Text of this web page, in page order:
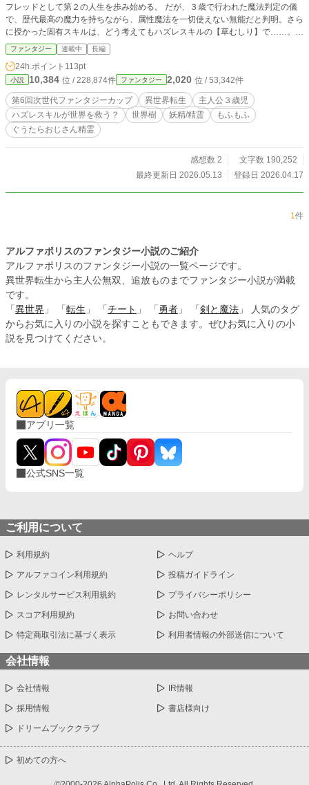
フレッドとして第２の人生を歩み始める。 だが、３歳で行われた魔法判定の儀
で、歴代最高の魔力を持ちながら、属性魔法を一切使えない無能だと判明。さら
に授かった固有スキルは、どう考えてもハズレスキルの【草むしり】で……。
そのため、実力至上主義の侯爵家では、アルフレッドが人々の目に留まることを
恐れ、事故に見せかけて処分することを決定。『呪われた魔の森』と呼ばれる、
誰も近寄ることのない森へ捨てられてしまう。 この状況に、死を覚悟するアル
フレッド。しかしここで彼の前に現れたのは、敵意のない妖精たちで。なぜか彼
らに気に入られたアルフレッドは、導かれるままにある場所へ向かうことに。そ
して連れられた先にあったのは、今にも枯れてしまいそうな『世界樹』だった。
するとそこで、ハズレスキルだと思っていた【草むしり】が、思いもよらない形
で、世界樹を救うことになり？ この出来事をきっかけにアルフレッドは、ぐう
ファンタジー 連載中 長編
24h.ポイント 113pt
小説 10,384 位 / 228,874件 ファンタジー 2,020 位 / 53,342件
第6回次世代ファンタジーカップ 異世界転生
主人公３歳児
ハズレスキルが世界を救う？
世界樹 妖精/精霊
もふもふ
ぐうたらおじさん精霊
感想数 2
文字数 190,252
最終更新日 2026.05.13
登録日 2026.04.17
1件
アルファポリスのファンタジー小説のご紹介
アルファポリスのファンタジー小説の一覧ページです。
異世界転生から主人公無双、追放ものまでファンタジー小説が満載
です。
「 異世界 」 「 転生 」 「 チート 」 「 勇者 」 「 剣と魔法 」 人気のタグ
からお気に入りの小説を探すこともできます。ぜひお気に入りの小
説を見つけてください。
アプリ一覧
公式SNS一覧
ご利用について
利用規約 ヘルプ
アルファコイン利用規約 投稿ガイドライン
レンタルサービス利用規約 プライバシーポリシー
スコア利用規約 お問い合わせ
特定商取引法に基づく表示 利用者情報の外部送信について
会社情報
会社情報 IR情報
採用情報 書店様向け
ドリームブッククラブ
初めての方へ